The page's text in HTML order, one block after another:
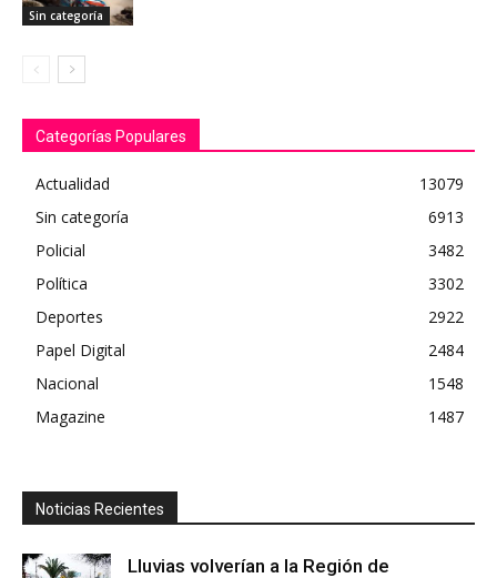
Sin categoría
Categorías Populares
Actualidad
13079
Sin categoría
6913
Policial
3482
Política
3302
Deportes
2922
Papel Digital
2484
Nacional
1548
Magazine
1487
Noticias Recientes
Lluvias volverían a la Región de